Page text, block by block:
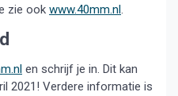
zie ook www.40mm.nl.
en schrijf je in. Dit kan
2021! Verdere informatie is